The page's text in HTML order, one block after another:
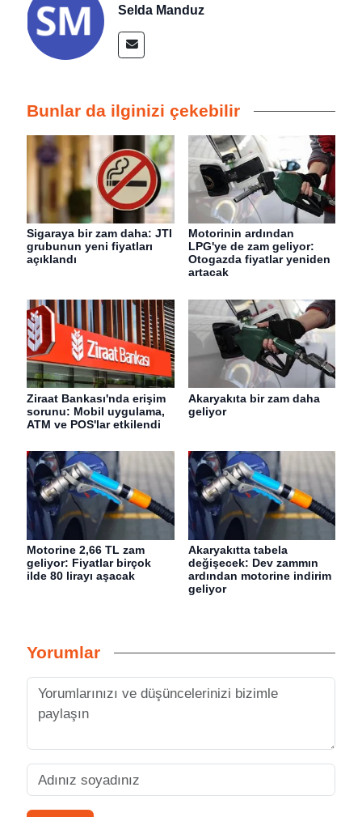
Selda Manduz
Bunlar da ilginizi çekebilir
Sigaraya bir zam daha: JTI
grubunun yeni fiyatları
açıklandı
Motorinin ardından
LPG'ye de zam geliyor:
Otogazda fiyatlar yeniden
artacak
Ziraat Bankası'nda erişim
sorunu: Mobil uygulama,
ATM ve POS'lar etkilendi
Akaryakıta bir zam daha
geliyor
Motorine 2,66 TL zam
geliyor: Fiyatlar birçok
ilde 80 lirayı aşacak
Akaryakıtta tabela
değişecek: Dev zammın
ardından motorine indirim
geliyor
Yorumlar